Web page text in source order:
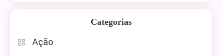
Categorias
Ação